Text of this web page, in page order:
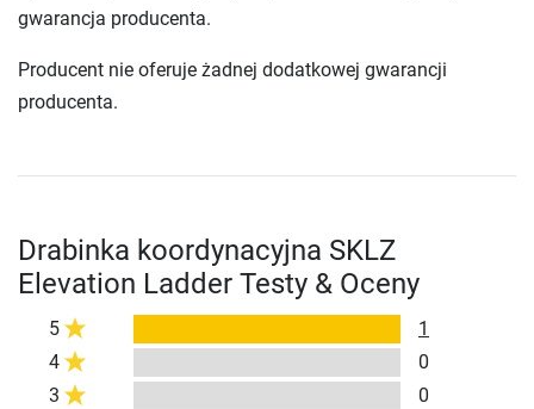
gwarancja producenta.
Producent nie oferuje żadnej dodatkowej gwarancji
producenta.
Drabinka koordynacyjna SKLZ
Elevation Ladder Testy & Oceny
5
1
4
0
3
0